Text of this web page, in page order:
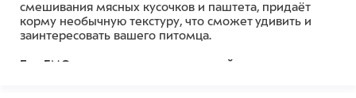
смешивания мясных кусочков и паштета, придаёт
корму необычную текстуру, что сможет удивить и
заинтересовать вашего питомца.
Без ГМО, искусственных красителей и